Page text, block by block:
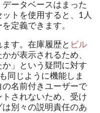
ータベースはまった
トを使用すると、1人
定義できます。
す。在庫履歴と ビル
が表示されるため、
か」という疑問に対す
も同じように機能しま
名前付きユーザーで
されないため、受け
別々の説明責任のあ